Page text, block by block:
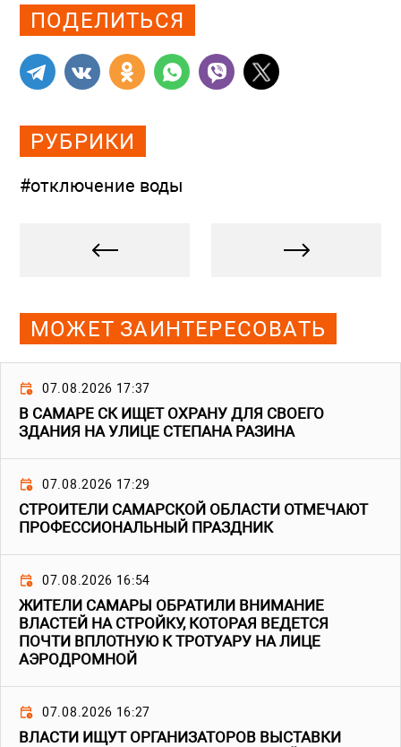
ПОДЕЛИТЬСЯ
РУБРИКИ
#отключение воды
МОЖЕТ ЗАИНТЕРЕСОВАТЬ
07.08.2026 17:37
В САМАРЕ СК ИЩЕТ ОХРАНУ ДЛЯ СВОЕГО
ЗДАНИЯ НА УЛИЦЕ СТЕПАНА РАЗИНА
07.08.2026 17:29
СТРОИТЕЛИ САМАРСКОЙ ОБЛАСТИ ОТМЕЧАЮТ
ПРОФЕССИОНАЛЬНЫЙ ПРАЗДНИК
07.08.2026 16:54
ЖИТЕЛИ САМАРЫ ОБРАТИЛИ ВНИМАНИЕ
ВЛАСТЕЙ НА СТРОЙКУ, КОТОРАЯ ВЕДЕТСЯ
ПОЧТИ ВПЛОТНУЮ К ТРОТУАРУ НА ЛИЦЕ
АЭРОДРОМНОЙ
07.08.2026 16:27
ВЛАСТИ ИЩУТ ОРГАНИЗАТОРОВ ВЫСТАВКИ